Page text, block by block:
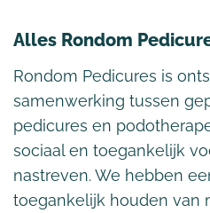
Alles Rondom
Rondom Pedicures is
samenwerking tussen
pedicures en
sociaal en toegankelijk
nastreven. We hebben
toegankelijk houden van